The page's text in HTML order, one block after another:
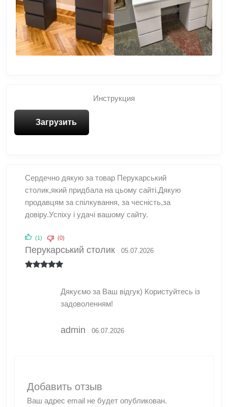
Инструкция
Загрузить
Перукарський столик 05.07.2026
Сердечно дякую за товар Перукарський
столик,який придбала на цьому сайті.Дякую
продавцям за спілкування, за чесність,за
довіру.Успіху і удачі вашому сайту.
(1) (0)
admin 06.07.2026
Дякуємо за Ваш відгук) Користуйтесь із
задоволенням!
Добавить отзыв
Ваш адрес email не будет опубликован.